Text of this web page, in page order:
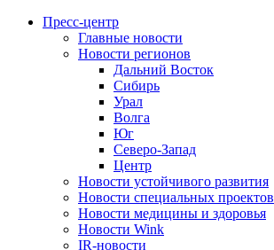
Пресс-центр
Главные новости
Новости регионов
Дальний Восток
Сибирь
Урал
Волга
Юг
Северо-Запад
Центр
Новости устойчивого развития
Новости специальных проектов
Новости медицины и здоровья
Новости Wink
IR-новости